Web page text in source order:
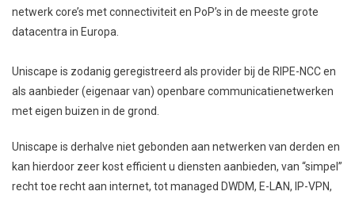
netwerk core’s met connectiviteit en PoP’s in de meeste grote
datacentra in Europa.
Uniscape is zodanig geregistreerd als provider bij de RIPE-NCC en
als aanbieder (eigenaar van) openbare communicatienetwerken
met eigen buizen in de grond.
Uniscape is derhalve niet gebonden aan netwerken van derden en
kan hierdoor zeer kost efficient u diensten aanbieden, van “simpel”
recht toe recht aan internet, tot managed DWDM, E-LAN, IP-VPN,